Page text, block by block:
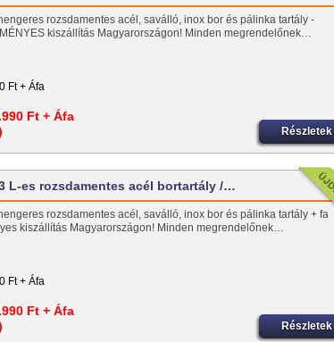
rozsdamentes acél, saválló, inox bor és pálinka tartály -
kiszállítás Magyarországon! Minden megrendelőnek…
Ft + Áfa
Ft + Áfa
Részletek
L-es rozsdamentes acél bortartály /…
rozsdamentes acél, saválló, inox bor és pálinka tartály + fa
kiszállítás Magyarországon! Minden megrendelőnek…
Ft + Áfa
Ft + Áfa
Részletek